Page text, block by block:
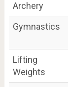
Archery
Gymnastics
Lifting
Weights